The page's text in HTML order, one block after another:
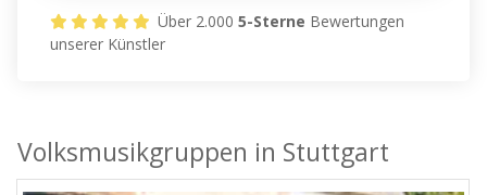
Über 2.0005-Sterne Bewertungen
unserer Künstler
Volksmusikgruppen in Stuttgart